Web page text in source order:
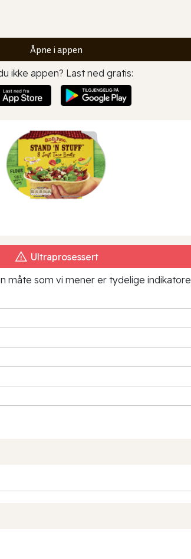
Åpne i appen
ikke appen? Last ned gratis:
Ultraprosessert
måte som vi mener er tydelige